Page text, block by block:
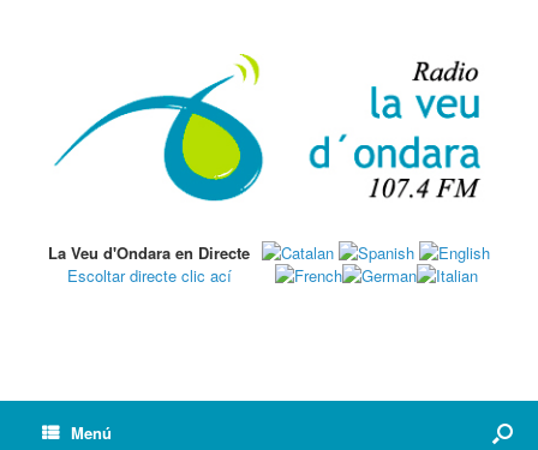
La Veu d'Ondara en Directe
Escoltar directe clic ací
Menú